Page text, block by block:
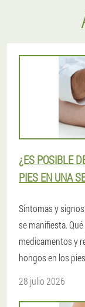
¿ES POSIBLE
PIES EN UNA
Síntomas y
se manifiesta.
medicamentos y
hongos en los
28 julio 2026